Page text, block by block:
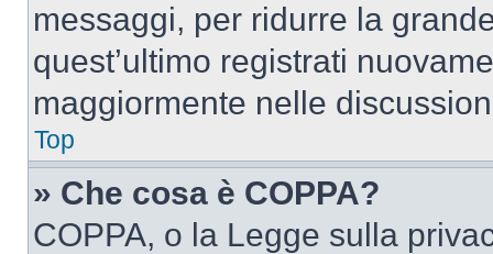
messaggi, per ridurre la
quest’ultimo registrati
maggiormente nelle
Top
» Che cosa è COPPA?
COPPA, o la Legge sulla